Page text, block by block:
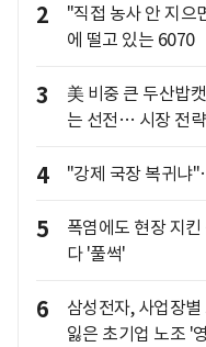
2
"직접 농사 안 지
에 떨고 있는 6070
3
美 비중 큰 두산밥
는 선전… 시장 전
4 "강제 국장 복귀냐
5
폭염에도 현장 지
다 '풀썩'
6
삼성전자, 사업장
잃은 초기업 노조 '